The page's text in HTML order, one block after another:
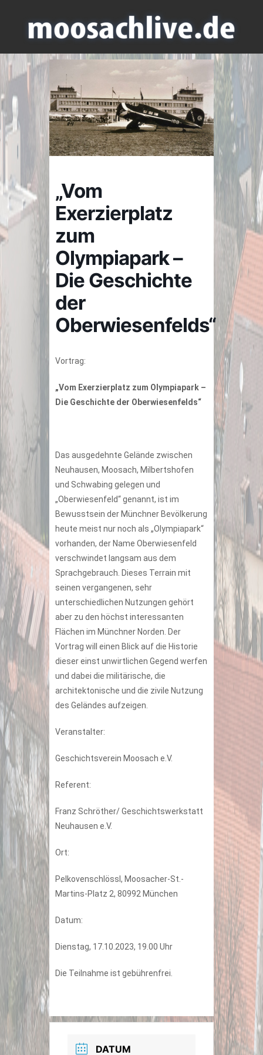
„Vom
Exerzierplatz
zum
Olympiapark –
Die Geschichte
der
Oberwiesenfelds“
Vortrag:
„Vom Exerzierplatz zum Olympiapark –
Die Geschichte der Oberwiesenfelds“
Das ausgedehnte Gelände zwischen
Neuhausen, Moosach, Milbertshofen
und Schwabing gelegen und
„Oberwiesenfeld“ genannt, ist im
Bewusstsein der Münchner Bevölkerung
heute meist nur noch als „Olympiapark“
vorhanden, der Name Oberwiesenfeld
verschwindet langsam aus dem
Sprachgebrauch. Dieses Terrain mit
seinen vergangenen, sehr
unterschiedlichen Nutzungen gehört
aber zu den höchst interessanten
Flächen im Münchner Norden. Der
Vortrag will einen Blick auf die Historie
dieser einst unwirtlichen Gegend werfen
und dabei die militärische, die
architektonische und die zivile Nutzung
des Geländes aufzeigen.
Veranstalter:
Geschichtsverein Moosach e.V.
Referent:
Franz Schröther/ Geschichtswerkstatt
Neuhausen e.V.
Ort:
Pelkovenschlössl, Moosacher-St.-
Martins-Platz 2, 80992 München
Datum:
Dienstag, 17.10.2023, 19.00 Uhr
Die Teilnahme ist gebührenfrei.
DATUM